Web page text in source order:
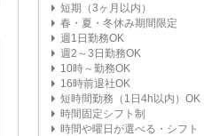
短期（3ヶ月以内）
春・夏・冬休み期間限定
週1日勤務OK
週2～3日勤務OK
10時～勤務OK
16時前退社OK
短時間勤務（1日4h以内）OK
時間固定シフト制
時間や曜日が選べる・シフト